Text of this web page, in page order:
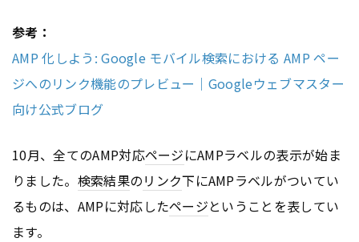
参考：
AMP 化しよう: Google モバイル検索における AMP ペー
ジへのリンク機能のプレビュー｜Googleウェブマスター
向け公式ブログ
10月、全てのAMP対応ページにAMPラベルの表示が始ま
りました。 検索結果のリンク下にAMPラベルがついてい
るものは、AMPに対応したページということを表してい
ます。